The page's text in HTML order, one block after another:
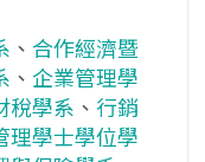
、 合作經濟暨
、 企業管理學
稅學系 、 行銷
理學士學位學